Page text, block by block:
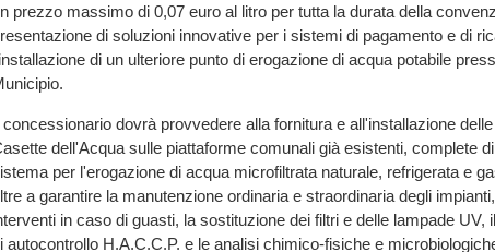
prezzo massimo di 0,07 euro al litro per tutta la durata della
di soluzioni innovative per i sistemi di pagamento e di
di un ulteriore punto di erogazione di acqua potabile
concessionario dovrà provvedere alla fornitura e all'installazione
dell'Acqua sulle piattaforme comunali già esistenti, complete di
per l'erogazione di acqua microfiltrata naturale, refrigerata e
a garantire la manutenzione ordinaria e straordinaria degli
in caso di guasti, la sostituzione dei filtri e delle lampade UV,
autocontrollo H.A.C.C.P. e le analisi chimico-fisiche e